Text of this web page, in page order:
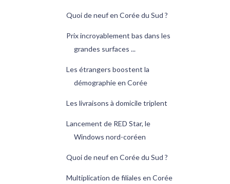
Quoi de neuf en Corée du Sud ?
Prix incroyablement bas dans les
grandes surfaces ...
Les étrangers boostent la
démographie en Corée
Les livraisons à domicile triplent
Lancement de RED Star, le
Windows nord-coréen
Quoi de neuf en Corée du Sud ?
Multiplication de filiales en Corée